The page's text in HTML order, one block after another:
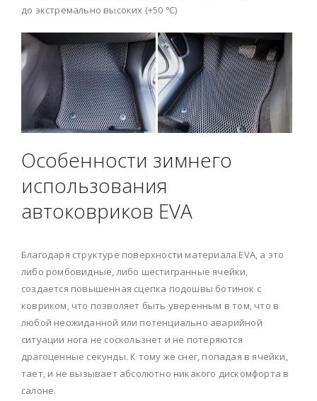
до экстремально высоких (+50 ℃)
Особенности зимнего
использования
автоковриков EVA
Благодаря структуре поверхности материала EVA, а это
либо ромбовидные, либо шестигранные ячейки,
создается повышенная сцепка подошвы ботинок с
ковриком, что позволяет быть уверенным в том, что в
любой неожиданной или потенциально аварийной
ситуации нога не соскользнет и не потеряются
драгоценные секунды. К тому же снег, попадая в ячейки,
тает, и не вызывает абсолютно никакого дискомфорта в
салоне.